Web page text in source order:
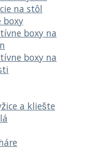
na stôl
boxy
boxy na
boxy na
a kliešte